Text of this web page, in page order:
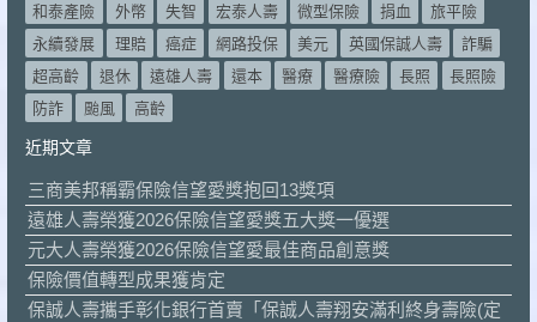
和泰產險
外幣 失智 宏泰人壽 微型保險 捐血
旅平險
永續發展
理賠 癌症 網路投保 美元 英國保誠人壽
詐騙
超高齡
退休 遠雄人壽 還本 醫療 醫療險 長照
長照險
防詐
颱風 高齡
近期文章
三商美邦稱霸保險信望愛獎抱回13獎項
遠雄人壽榮獲2026保險信望愛獎五大獎一優選
元大人壽榮獲2026保險信望愛最佳商品創意獎
保險價值轉型成果獲肯定
保誠人壽攜手彰化銀行首賣「保誠人壽翔安滿利終身壽險(定